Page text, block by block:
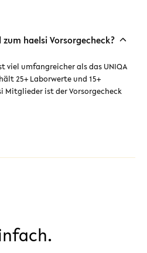
haelsi Vorsorgecheck?
viel umfangreicher als das UNIQA
25+ Laborwerte und 15+
Mitglieder ist der Vorsorgecheck